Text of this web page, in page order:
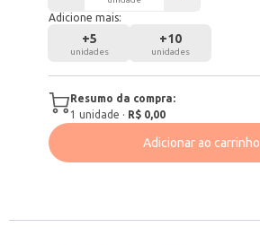
Adicione mais:
+5
unidades
+10
unidades
Resumo da compra:
1 unidade · R$ 0,00
Adicionar ao carrinho